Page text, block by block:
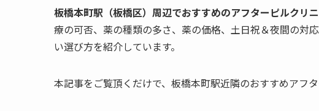
板橋本町駅（板橋区）周辺でおすすめのアフターピルクリ
療の可否、薬の種類の多さ、薬の価格、土日祝＆夜間の対
い選び方を紹介しています。
本記事をご覧頂くだけで、板橋本町駅近隣のおすすめアフ